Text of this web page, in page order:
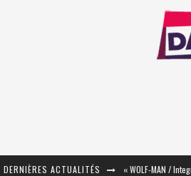
DERNIÈRES ACTUALITÉS